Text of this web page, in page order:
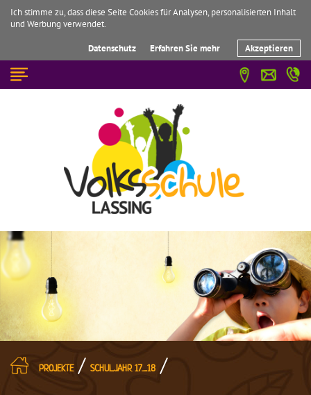
Ich stimme zu, dass diese Seite Cookies für Analysen, personalisierten Inhalt
und Werbung verwendet.
Datenschutz Erfahren Sie mehr Akzeptieren
☰
PROJEKTE/ SCHULJAHR 17_18 /